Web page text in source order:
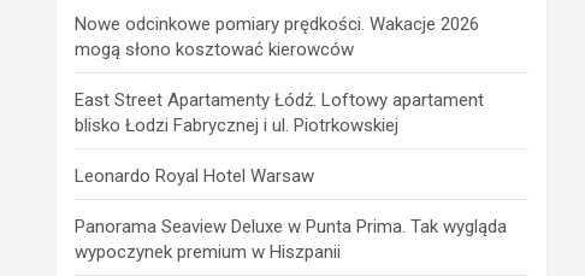
Nowe odcinkowe pomiary prędkości. Wakacje 2026
mogą słono kosztować kierowców
East Street Apartamenty Łódź. Loftowy apartament
blisko Łodzi Fabrycznej i ul. Piotrkowskiej
Leonardo Royal Hotel Warsaw
Panorama Seaview Deluxe w Punta Prima. Tak wygląda
wypoczynek premium w Hiszpanii